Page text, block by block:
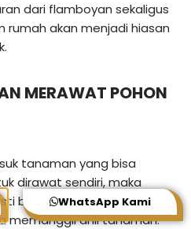
dari flamboyan sekaligus
akan menjadi hiasan
MERAWAT POHON
tanaman yang bisa
dirawat sendiri, maka
bisa menanam dan
memanggil ahli tanaman.
WhatsApp Kami